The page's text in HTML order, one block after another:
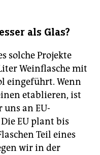
als Glas?
solche Projekte
Weinflasche mit
eingeführt. Wenn
etablieren, ist
an EU-
EU plant bis
Teil eines
wir in der